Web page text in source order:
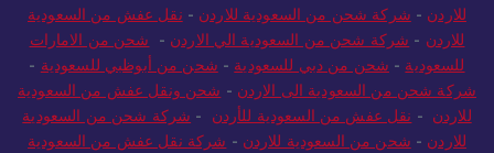
للاردن - شركة شحن من السعودية للاردن - نقل عفش من السعودية
للاردن - شركة شحن من السعودية الي الاردن - شحن من الامارات
للسعودية - شحن من دبي للسعودية - شحن من أبوظبي للسعودية -
شركة شحن من السعودية الى الاردن - شحن ونقل عفش من السعودية
للاردن - نقل عفش من السعودية للأردن - شركة شحن من السعودية
للاردن - شحن من السعودية للاردن - شركة نقل عفش من السعودية